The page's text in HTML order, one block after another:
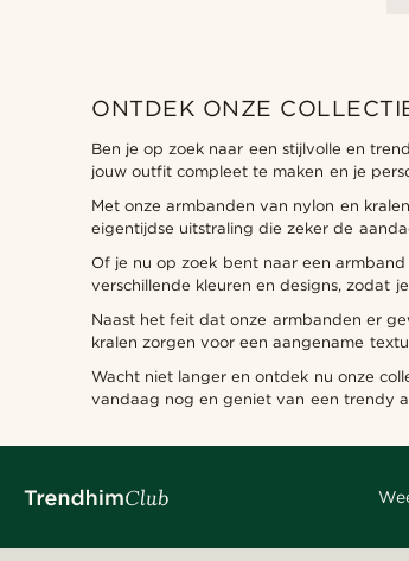
ONTDEK ONZE
Ben je op zoek naar een stijlvolle en
jouw outfit compleet te maken en je
Met onze armbanden van nylon en
eigentijdse uitstraling die zeker de
Of je nu op zoek bent naar een
verschillende kleuren en designs, zodat
Naast het feit dat onze armbanden er
kralen zorgen voor een aangename
Wacht niet langer en ontdek nu onze
vandaag nog en geniet van een trendy